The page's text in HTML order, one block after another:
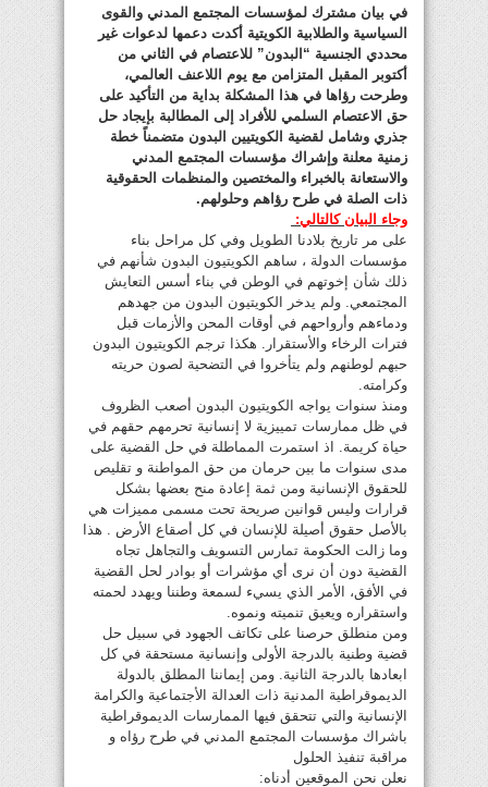
في بيان مشترك لمؤسسات المجتمع المدني والقوى
السياسية والطلابية الكويتية أكدت دعمها لدعوات غير
محددي الجنسية “البدون” للاعتصام في الثاني من
أكتوبر المقبل المتزامن مع يوم اللاعنف العالمي،
وطرحت رؤاها في هذا المشكلة بداية من التأكيد على
حق الاعتصام السلمي للأفراد إلى المطالبة بإيجاد حل
جذري وشامل لقضية الكويتيين البدون متضمناً خطة
زمنية معلنة وإشراك مؤسسات المجتمع المدني
والاستعانة بالخبراء والمختصين والمنظمات الحقوقية
ذات الصلة في طرح رؤاهم وحلولهم.
وجاء البيان كالتالي:
على مر تاريخ بلادنا الطويل وفي كل مراحل بناء
مؤسسات الدولة ، ساهم الكويتيون البدون شأنهم في
ذلك شأن إخوتهم في الوطن في بناء أسس التعايش
المجتمعي. ولم يدخر الكويتيون البدون من جهدهم
ودماءهم وأرواحهم في أوقات المحن والأزمات قبل
فترات الرخاء والأستقرار. هكذا ترجم الكويتيون البدون
حبهم لوطنهم ولم يتأخروا في التضحية لصون حريته
وكرامته.
ومنذ سنوات يواجه الكويتيون البدون أصعب الظروف
في ظل ممارسات تمييزية لا إنسانية تحرمهم حقهم في
حياة كريمة. اذ استمرت المماطلة في حل القضية على
مدى سنوات ما بين حرمان من حق المواطنة و تقليص
للحقوق الإنسانية ومن ثمة إعادة منح بعضها بشكل
قرارات وليس قوانين صريحة تحت مسمى مميزات هي
بالأصل حقوق أصيلة للإنسان في كل أصقاع الأرض . هذا
وما زالت الحكومة تمارس التسويف والتجاهل تجاه
القضية دون أن نرى أي مؤشرات أو بوادر لحل القضية
في الأفق، الأمر الذي يسيء لسمعة وطننا ويهدد لحمته
واستقراره ويعيق تنميته ونموه.
ومن منطلق حرصنا على تكاتف الجهود في سبيل حل
قضية وطنية بالدرجة الأولى وإنسانية مستحقة في كل
ابعادها بالدرجة الثانية. ومن إيماننا المطلق بالدولة
الديموقراطية المدنية ذات العدالة الأجتماعية والكرامة
الإنسانية والتي تتحقق فيها الممارسات الديموقراطية
باشراك مؤسسات المجتمع المدني في طرح رؤاه و
مراقبة تنفيذ الحلول
نعلن نحن الموقعين أدناه: